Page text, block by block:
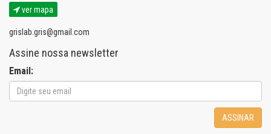
ver mapa
grislab.gris@gmail.com
Assine nossa newsletter
Email:
ASSINAR